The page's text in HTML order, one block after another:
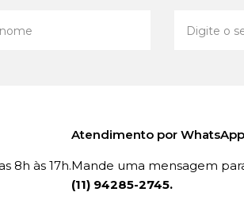
8h às 17h.
Atendimento por WhatsApp
Mande uma mensagem
(11) 94285-2745.